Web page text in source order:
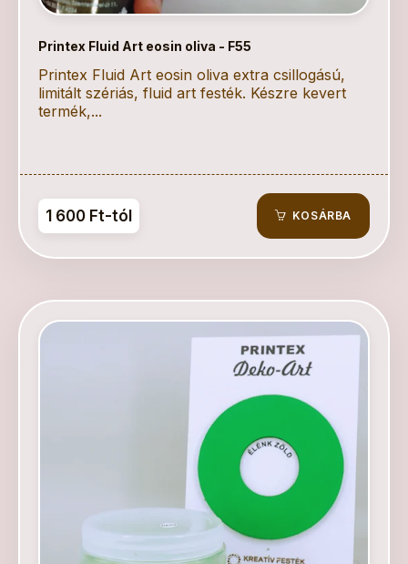
Printex Fluid Art eosin oliva - F55
Printex Fluid Art eosin oliva extra csillogású,
limitált szériás, fluid art festék. Készre kevert
termék,...
1 600 Ft-tól KOSÁRBA